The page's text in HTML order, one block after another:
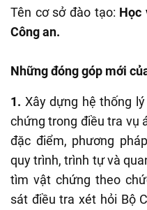
Tên cơ sở đào tạo: Học
Công an.
Những đóng góp mới
1. Xây dựng hệ thống
chứng trong điều tra vụ
đặc điểm, phương
quy trình, trình tự và
tìm vật chứng theo
sát điều tra xét hỏi Bộ